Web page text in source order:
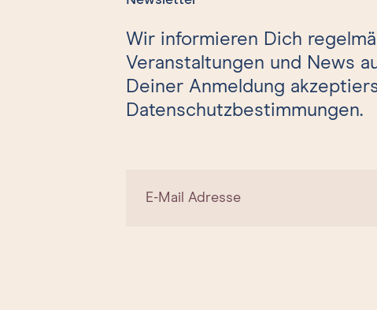
Wir informieren Dich
Veranstaltungen und News
Deiner Anmeldung
Datenschutzbestimmungen.